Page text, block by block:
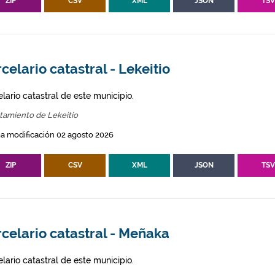
catastral - Lekeitio
catastral de este municipio.
de Lekeitio
modificación 02 agosto 2026
ZIP CSV XML JSON TSV
catastral - Meñaka
catastral de este municipio.